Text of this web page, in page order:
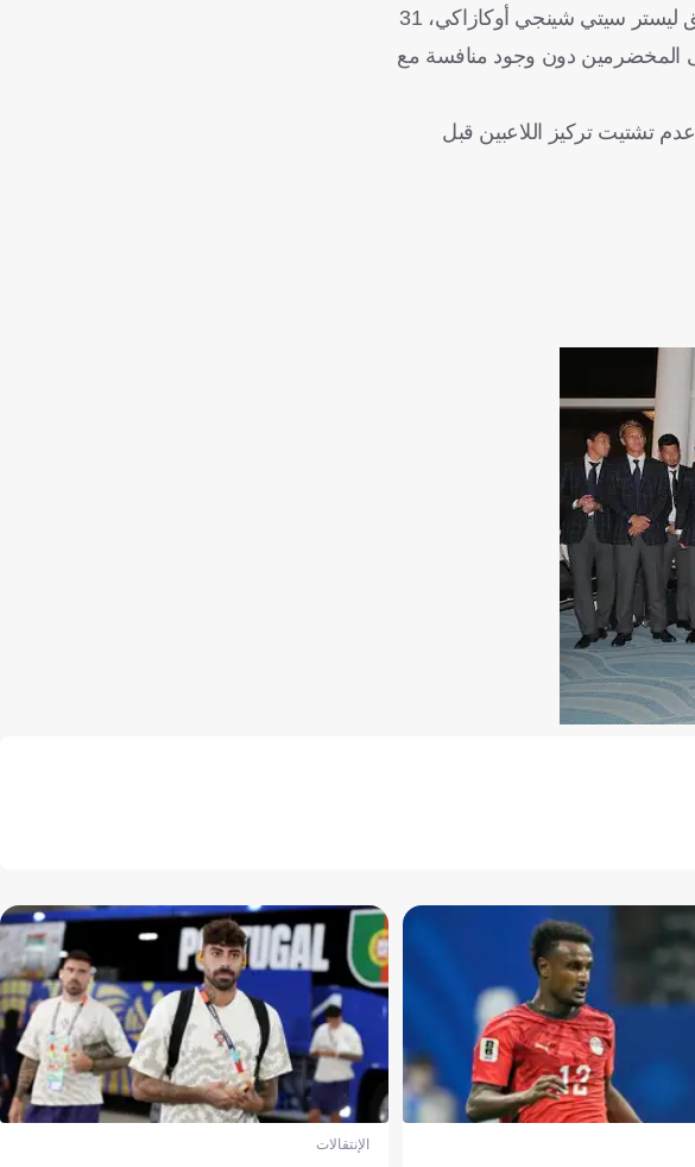
لم يكن هوندا، اللاعب الوحيد الذي يؤيد فكرة إعطاء الفرصة للشباب في المباريات الهامة، حيث قال مهاجم فريق ليستر سيتي شينجي أوكازاكي، 31
على المخضرمين دون وجود منافسة مع
تشتيت تركيز اللاعبين قبل
الإنتقالات